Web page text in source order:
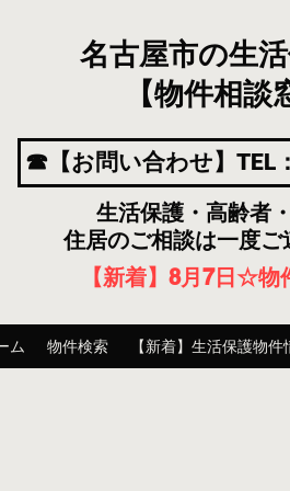
名古屋市の生
【物件相談
☎【お問い合わせ】TEL
生活保護・高齢者
住居のご相談は一度ご
【新着】8月7日 ☆物
ム 物件検索 【新着】生活保護物件